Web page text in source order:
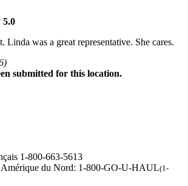
5.0
Linda was a great representative. She cares.
submitted for this location.
1-800-663-5613
du Nord: 1-800-GO-U-HAUL(1-